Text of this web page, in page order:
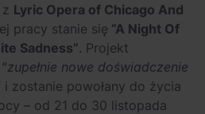
Lyric Opera of Chicago And
pracy stanie się “A Night Of
Sadness”. Projekt
“zupełnie nowe doświadczenie
i zostanie powołany do życia
– od 21 do 30 listopada